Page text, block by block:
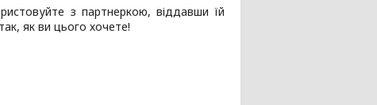
з партнеркою, віддавши їй
як ви цього хочете!